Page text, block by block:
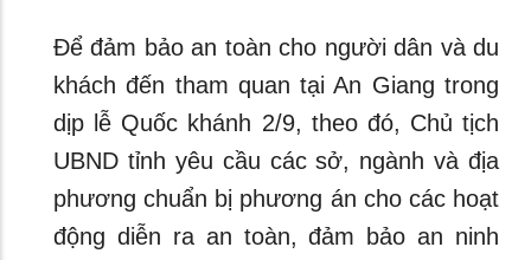
Để đảm bảo an toàn cho người dân và du
khách đến tham quan tại An Giang trong
dịp lễ Quốc khánh 2/9, theo đó, Chủ tịch
UBND tỉnh yêu cầu các sở, ngành và địa
phương chuẩn bị phương án cho các hoạt
động diễn ra an toàn, đảm bảo an ninh